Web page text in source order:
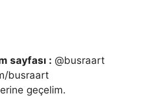
sayfası : @busraart
busraart
geçelim.